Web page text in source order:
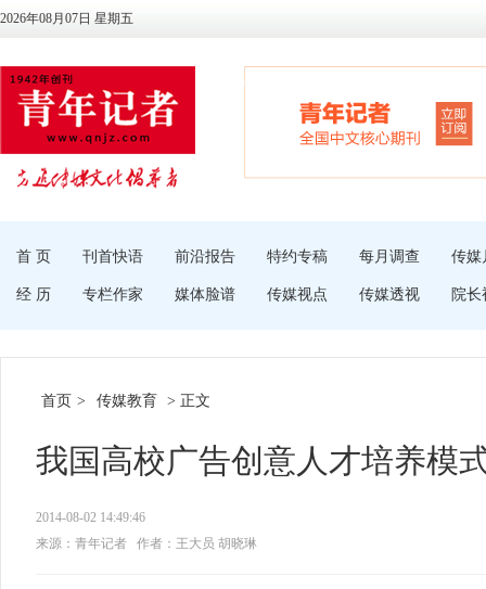
2026年08月07日 星期五
首 页 刊首快语 前沿报告 特约专稿 每月调查 传媒
经 历 专栏作家 媒体脸谱 传媒视点 传媒透视 院长
首页 > 传媒教育 > 正文
我国高校广告创意人才培养模
2014-08-02 14:49:46
来源：青年记者
作者：王大员 胡晓琳